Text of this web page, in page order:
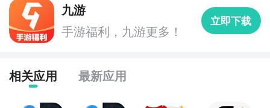
九游
手游福利，九游更多！
立即下载
相关应用 最新应用